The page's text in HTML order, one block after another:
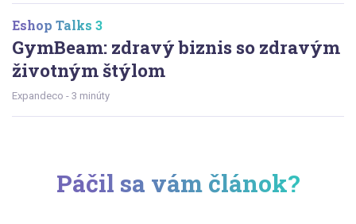
Eshop Talks 3
GymBeam: zdravý biznis so zdravým
životným štýlom
Expandeco - 3 minúty
Páčil sa vám článok?